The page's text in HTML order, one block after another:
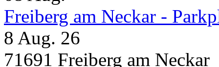
Freiberg am Neckar -
8 Aug. 26
71691 Freiberg am Neckar